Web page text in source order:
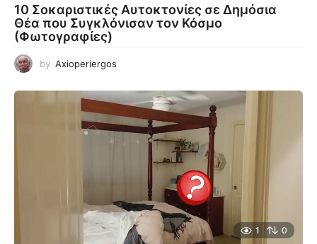
10 Σοκαριστικές Αυτοκτονίες σε Δημόσια
Θέα που Συγκλόνισαν τον Κόσμο
(Φωτογραφίες)
by Axioperiergos
1 0